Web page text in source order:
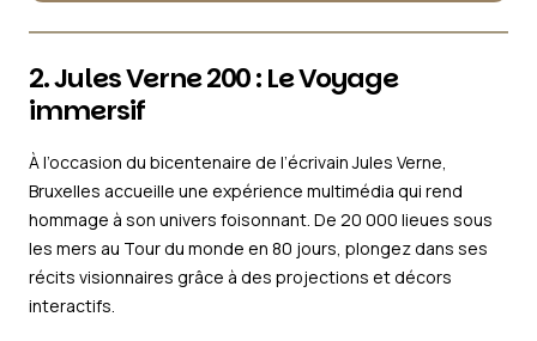
2. Jules Verne 200 : Le Voyage
immersif
À l’occasion du bicentenaire de l’écrivain Jules Verne,
Bruxelles accueille une expérience multimédia qui rend
hommage à son univers foisonnant. De 20 000 lieues sous
les mers au Tour du monde en 80 jours, plongez dans ses
récits visionnaires grâce à des projections et décors
interactifs.